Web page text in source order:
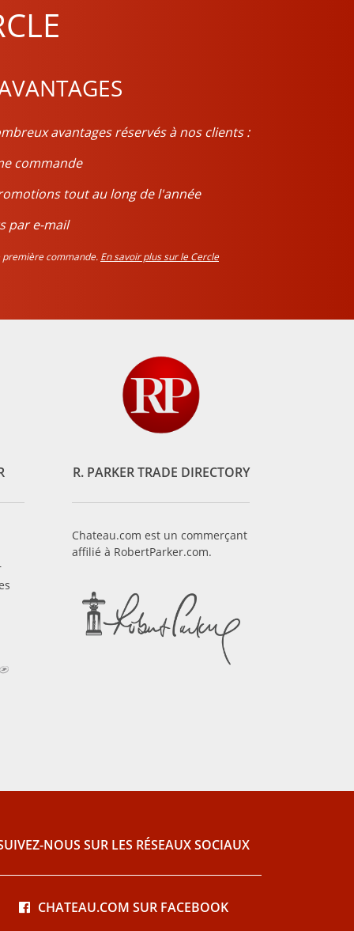
avantages réservés à nos clients :
commande
tout au long de l'année
par e-mail
commande. En savoir plus sur le Cercle
R. PARKER TRADE DIRECTORY
Chateau.com est un commerçant
affilié à RobertParker.com.
NOUS SUR LES RÉSEAUX SOCIAUX
CHATEAU.COM SUR FACEBOOK